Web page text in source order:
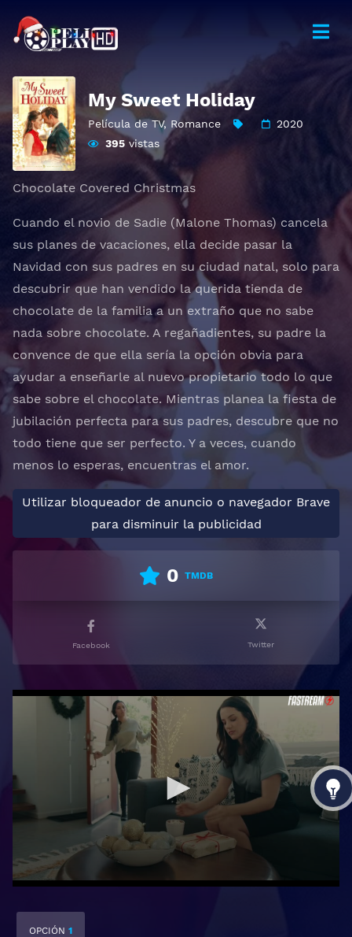
My Sweet Holiday
Película de TV, Romance
2020
395 vistas
Chocolate Covered Christmas
Cuando el novio de Sadie (Malone Thomas) cancela
sus planes de vacaciones, ella decide pasar la
Navidad con sus padres en su ciudad natal, solo para
descubrir que han vendido la querida tienda de
chocolate de la familia a un extraño que no sabe
nada sobre chocolate. A regañadientes, su padre la
convence de que ella sería la opción obvia para
ayudar a enseñarle al nuevo propietario todo lo que
sabe sobre el chocolate. Mientras planea la fiesta de
jubilación perfecta para sus padres, descubre que no
todo tiene que ser perfecto. Y a veces, cuando
menos lo esperas, encuentras el amor.
Utilizar bloqueador de anuncio o navegador Brave
para disminuir la publicidad
0 TMDB
Facebook Twitter
OPCIÓN 1